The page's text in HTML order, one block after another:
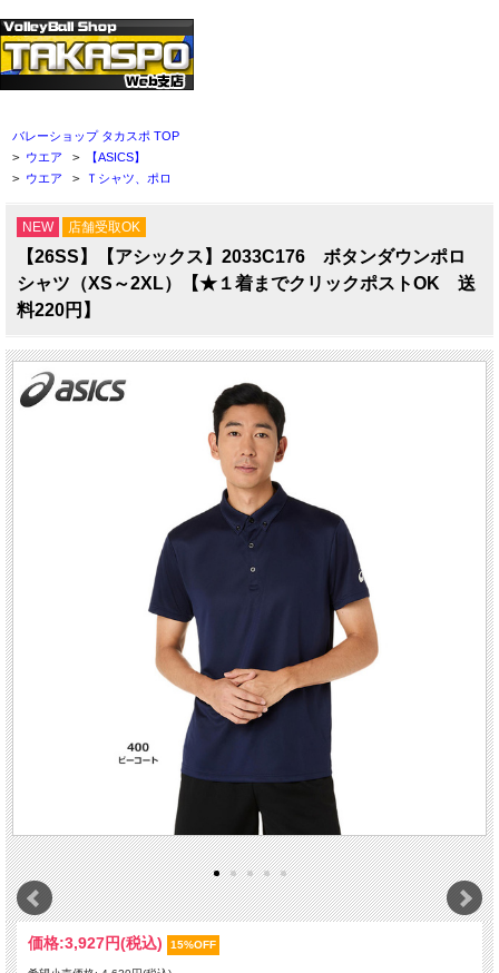
バレーショップ タカスポ TOP
> ウエア > 【ASICS】
> ウエア > Ｔシャツ、ポロ
NEW 店舗受取OK
【26SS】【アシックス】2033C176 ボタンダウンポロ
シャツ（XS～2XL）【★１着までクリックポストOK 送
料220円】
価格:3,927円(税込) 15%OFF